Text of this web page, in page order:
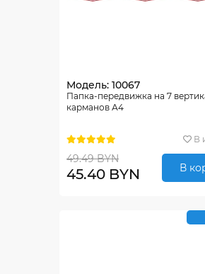
Модель: 10067
Папка-передвижка на 7
карманов А4
В
49.49 BYN
45.40 BYN В